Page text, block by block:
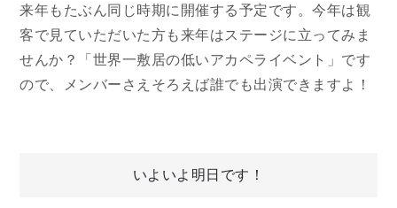
来年もたぶん同じ時期に開催する予定です。今年は観
客で見ていただいた方も来年はステージに立ってみま
せんか？「世界一敷居の低いアカペライベント」です
ので、メンバーさえそろえば誰でも出演できますよ！
いよいよ明日です！